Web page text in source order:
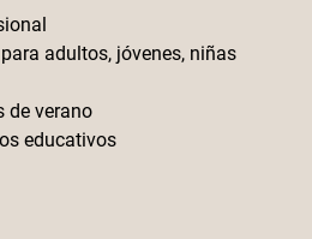
adultos, jóvenes, niñas
de verano
educativos